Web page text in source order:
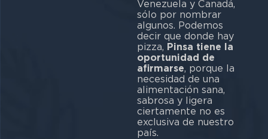
Venezuela y Canadá,
sólo por nombrar
algunos. Podemos
decir que donde hay
pizza, Pinsa tiene la
oportunidad de
afirmarse, porque la
necesidad de una
alimentación sana,
sabrosa y ligera
ciertamente no es
exclusiva de nuestro
país.